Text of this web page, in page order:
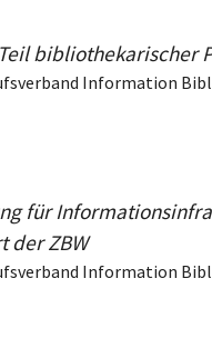
bibliothekarischer
Information
für
der ZBW
Information